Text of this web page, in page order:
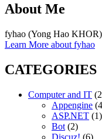
About Me
fyhao (Yong Hao
Learn More about fyhao
CATEGORIES
Computer and IT
Appengine
ASP.NET (1)
Bot (2)
Discuz! (6)